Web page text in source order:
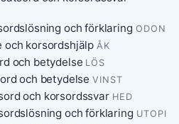
och förklaring ODON
och korsordshjälp ÅK
och betydelse LÖS
och betydelse VINST
och korsordssvar HED
och förklaring UTOPI